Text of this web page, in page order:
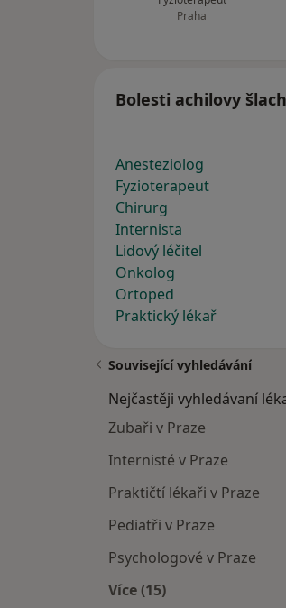
Praha
Bolesti achilovy
Anesteziolog
Fyzioterapeut
Chirurg
Internista
Lidový léčitel
Onkolog
Ortoped
Praktický lékař
Související vyhledávání
Nejčastěji vyhledávaní
Zubaři v Praze
Internisté v Praze
Praktičtí lékaři v Praze
Pediatři v Praze
Psychologové v Praze
Více (15)